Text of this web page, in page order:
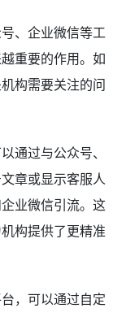
、企业微信等工
重要的作用。如
构需要关注的问
通过与公众号、
章或显示客服人
业微信引流。这
构提供了更精准
，可以通过自定